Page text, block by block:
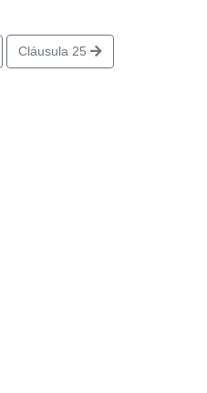
Cláusula 25